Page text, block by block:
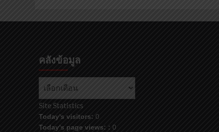
คลังข้อมูล
Site Statistics
Today's visitors: 0
Today's page views: : 0